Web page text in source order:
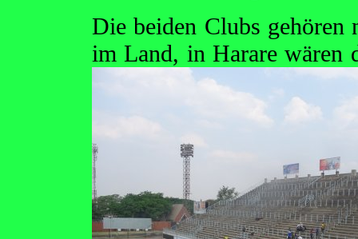
Die beiden Clubs gehören
im Land, in Harare wären